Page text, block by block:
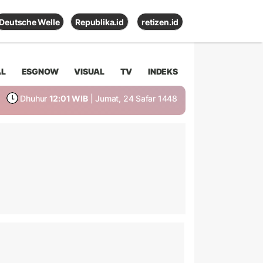
Deutsche Welle Republika.id retizen.id
ESGNOW VISUAL TV INDEKS
Dhuhur 12:01 WIB | Jumat, 24 Safar 1448